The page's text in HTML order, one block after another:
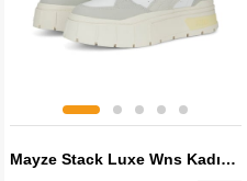
Mayze Stack Luxe Wns Kadın Sneaker